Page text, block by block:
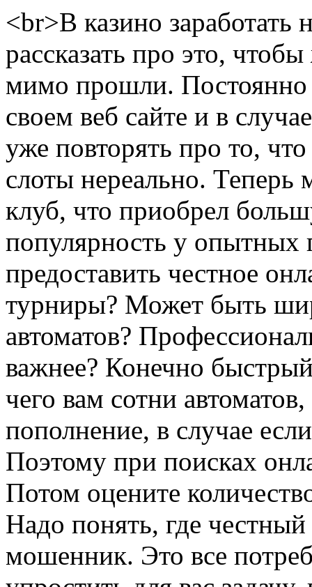
<br>В казино
рассказать про это,
мимо прошли.
своем веб сайте и в
уже повторять про то,
слоты нереально. Теперь
клуб, что приобрел
популярность у опытных
предоставить честное
турниры? Может быть
автоматов?
важнее? Конечно
чего вам сотни
пополнение, в случае
Поэтому при поисках
Потом оцените
Надо понять, где
мошенник. Это все